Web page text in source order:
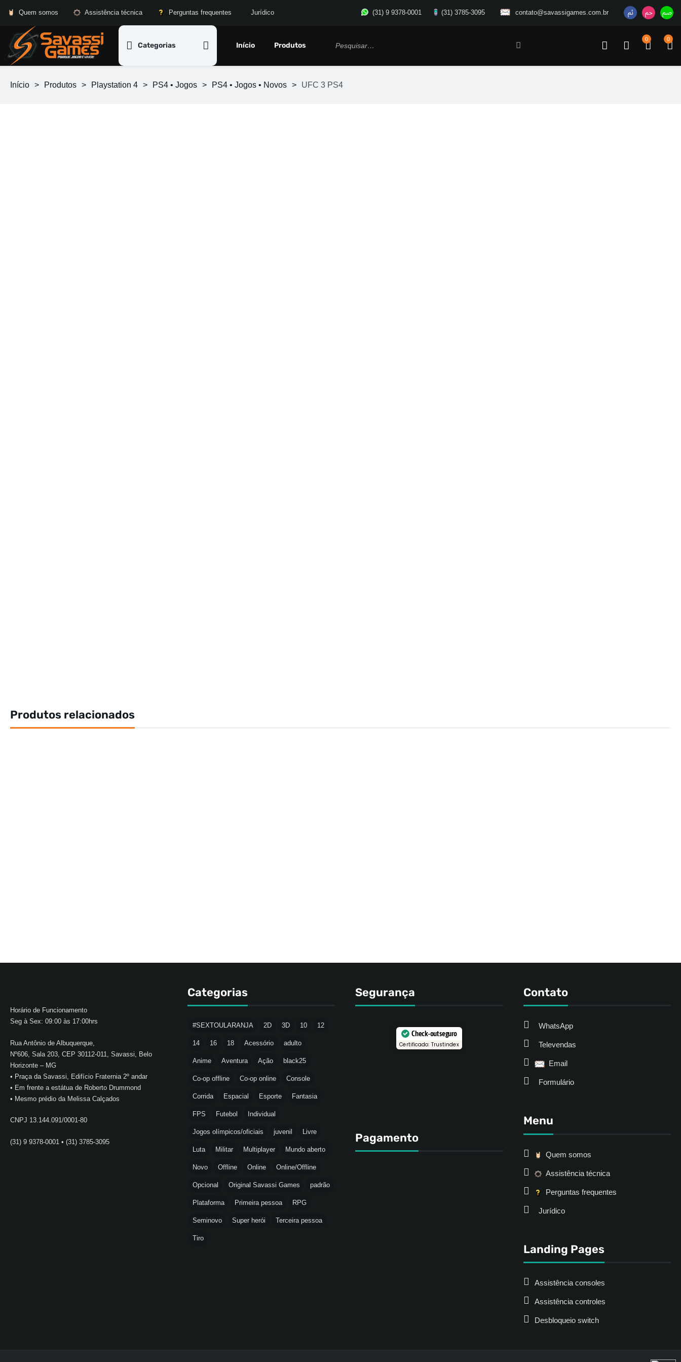
contato@savassigames.com.br
(31) 9 9378-0001 (31) 3785-3095
Quem somos Assistência técnica Perguntas frequentes Jurídico
Categorias
0
0
Início Produtos
Início > Produtos > Playstation 4 > PS4 • Jogos > PS4 • Jogos • Novos > UFC 3 PS4
Produtos relacionados
Horário de Funcionamento
Seg à Sex: 09:00 às 17:00hrs
Rua Antônio de Albuquerque,
Nº606, Sala 203, CEP 30112-011, Savassi, Belo
Horizonte – MG
• Praça da Savassi, Edifício Fraternia 2º andar
• Em frente a estátua de Roberto Drummond
• Mesmo prédio da Melissa Calçados
CNPJ 13.144.091/0001-80
(31) 9 9378-0001 • (31) 3785-3095
Categorias
#SEXTOULARANJA 2D 3D 10 12
14 16 18 Acessório adulto
Anime Aventura Ação black25
Co-op offline Co-op online Console
Corrida Espacial Esporte Fantasia
FPS Futebol Individual
Jogos olímpicos/oficiais juvenil Livre
Luta Militar Multiplayer Mundo aberto
Novo Offline Online Online/Offline
Opcional Original Savassi Games padrão
Plataforma Primeira pessoa RPG
Seminovo Super herói Terceira pessoa
Tiro
Segurança
Check-out seguro
Certificado: Trustindex
Pagamento
Contato
WhatsApp
Televendas
Email
Formulário
Menu
Quem somos
Assistência técnica
Perguntas frequentes
Jurídico
Landing Pages
Assistência consoles
Assistência controles
Desbloqueio switch